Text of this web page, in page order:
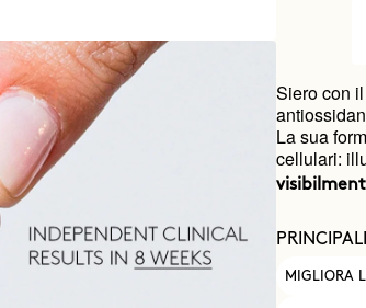
Siero con
La sua
cellulari:
MIGLIORA